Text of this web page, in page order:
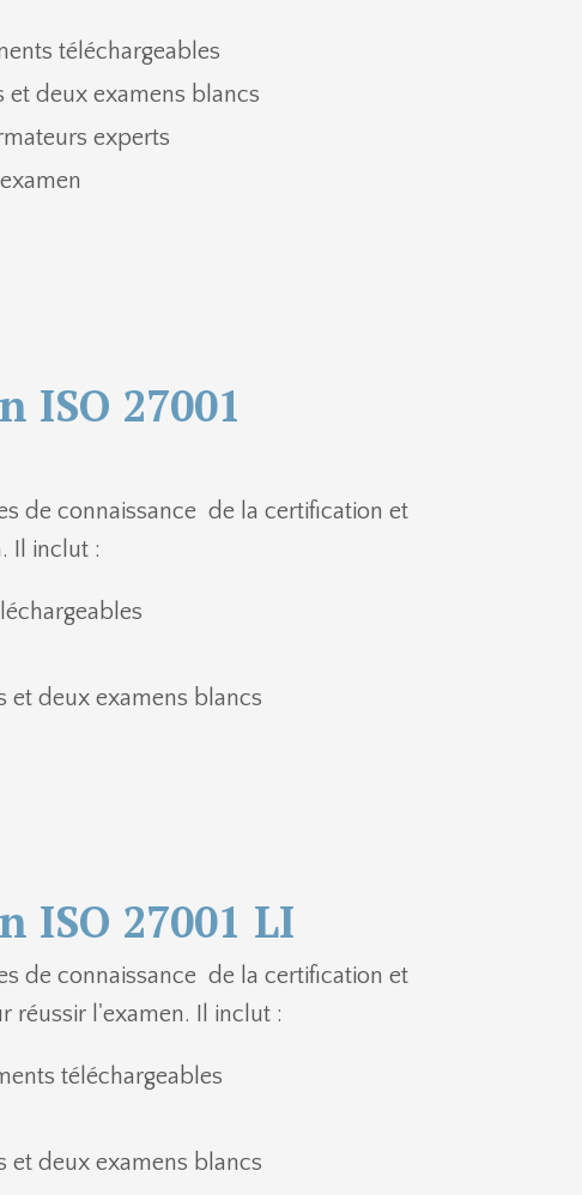
téléchargeables
et deux examens blancs
experts
ISO 27001
de connaissance de la certification et
Il inclut :
et deux examens blancs
ISO 27001 LI
de connaissance de la certification et
réussir l'examen. Il inclut :
téléchargeables
et deux examens blancs